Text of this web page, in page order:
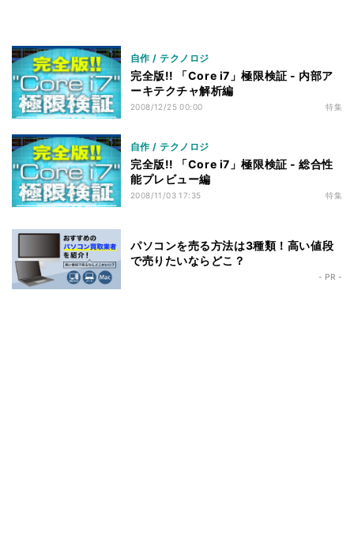
自作 / テクノロジ
完全版!! 「Core i7」極限検証 - 内部ア
ーキテクチャ解析編
2008/12/25 00:00 特集
自作 / テクノロジ
完全版!! 「Core i7」極限検証 - 総合性
能プレビュー編
2008/11/03 17:35 特集
パソコンを売る方法は3種類！高い値段
で売りたいならどこ？
- PR -